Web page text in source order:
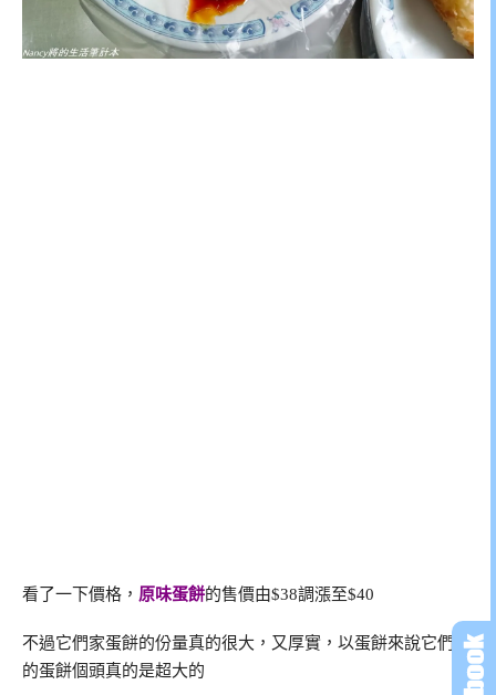
看了一下價格， 原味蛋餅的售價由$38調漲至$40
不過它們家蛋餅的份量真的很大，又厚實，以蛋餅來說它們家
的蛋餅個頭真的是超大的